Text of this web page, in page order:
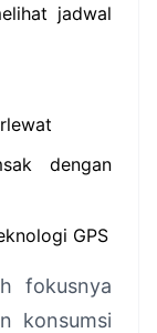
jadwal
dengan
GPS
fokusnya
konsumsi